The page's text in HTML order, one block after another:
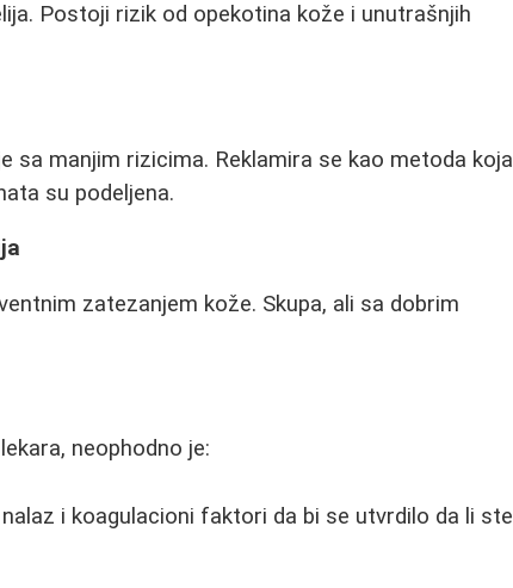
Postoji rizik od opekotina kože i unutrašnjih
sa manjim rizicima. Reklamira se kao metoda koja
su podeljena.
zatezanjem kože. Skupa, ali sa dobrim
neophodno je:
i koagulacioni faktori da bi se utvrdilo da li ste